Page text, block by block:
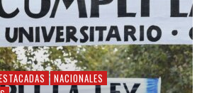
NACIONALES